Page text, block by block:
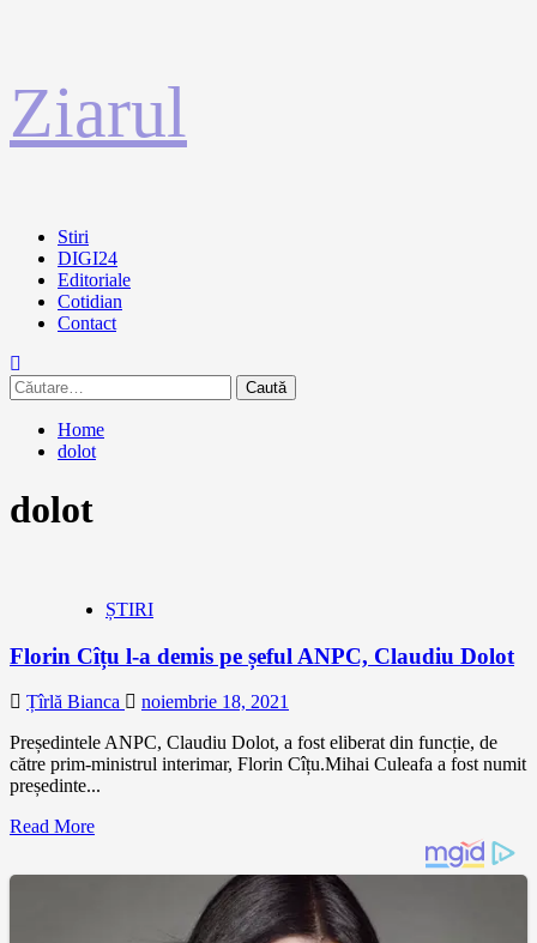
la
conținut
Ziarul
Primary
Menu
Stiri
DIGI24
Editoriale
Cotidian
Contact
Caută
după:
Home
dolot
dolot
ȘTIRI
Florin Cîțu l-a demis pe șeful ANPC, Claudiu Dolot
Țîrlă Bianca
noiembrie 18, 2021
Președintele ANPC, Claudiu Dolot, a fost eliberat din funcție, de
către prim-ministrul interimar, Florin Cîțu.Mihai Culeafa a fost numit
președinte...
Read More